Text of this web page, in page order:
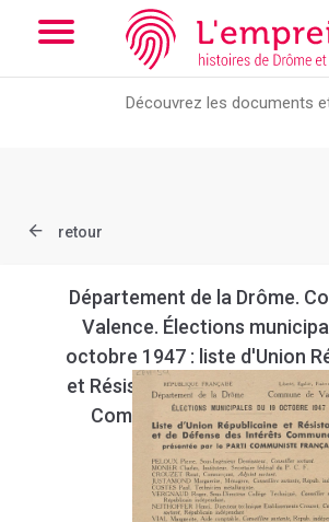
Array ( [slug] => document [ref] =>
Add the new slick-theme.css if you want
retour
Département de la Drôme.
Valence. Élections
octobre 1947 : liste d'Union
et Résistante et de Défense
Communaux présentée
Communiste